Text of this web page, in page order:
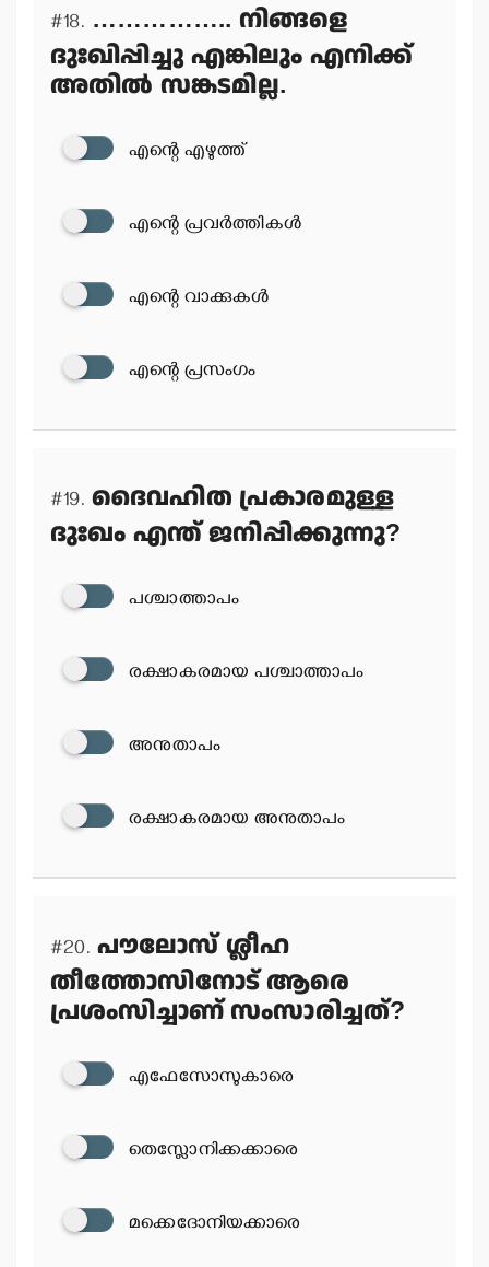
#18. …………….. നിങ്ങളെ
ദുഃഖിപ്പിച്ചു എങ്കിലും എനിക്ക്
അതില്‍ സങ്കടമില്ല.
എന്റെ എഴുത്ത്
എന്റെ പ്രവര്‍ത്തികള്‍
എന്റെ വാക്കുകള്‍
എന്റെ പ്രസംഗം
#19. ദൈവഹിത പ്രകാരമുള്ള
ദുഃഖം എന്ത് ജനിപ്പിക്കുന്നു?
പശ്ചാത്താപം
രക്ഷാകരമായ പശ്ചാത്താപം
അനുതാപം
രക്ഷാകരമായ അനുതാപം
#20. പൗലോസ് ശ്ലീഹ
തീത്തോസിനോട് ആരെ
പ്രശംസിച്ചാണ് സംസാരിച്ചത്?
എഫേസോസുകാരെ
തെസ്ലോനിക്കക്കാരെ
മക്കെദോനിയക്കാരെ